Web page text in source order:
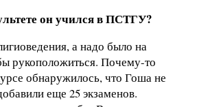
он учился в ПСТГУ?
а надо было на
рукоположиться. Почему-то
обнаружилось, что Гоша не
еще 25 экзаменов.